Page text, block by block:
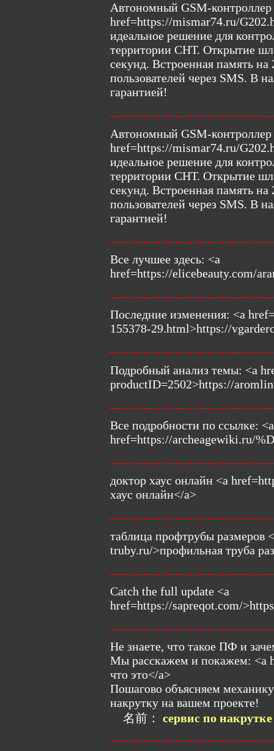
Автономный GSM-контроллер
href=https://mismar74.ru/
идеальное решение для
территории СНТ. Открытие
секунд. Встроенная память
пользователей через SMS. В
гарантией!
Автономный GSM-контроллер
href=https://mismar74.ru/
идеальное решение для
территории СНТ. Открытие
секунд. Встроенная память
пользователей через SMS. В
гарантией!
Все лучшее здесь: <a
href=https://elicebeauty.com/
Последние изменения: <a
155378-29.html>https://
Подробный анализ темы: <a
productID=2502>https://
Все подробности по ссылке: <a
href=https://archeagewiki.ru/
доктор хаус онлайн <a
хаус онлайн</a>
таблица профтрубы
truby.ru/>профильная труба
Catch the full update <a
href=https://sapreqot.com/
Не знаете, что такое ПФ и
Мы расскажем и покажем: <a
что это</a>
Пошагово объясняем
накрутку на вашем проекте!
名前： сервис по